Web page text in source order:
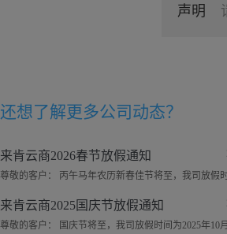
声明
还想了解更多公司动态？
来肯云商2026春节放假通知
来肯云商2025国庆节放假通知